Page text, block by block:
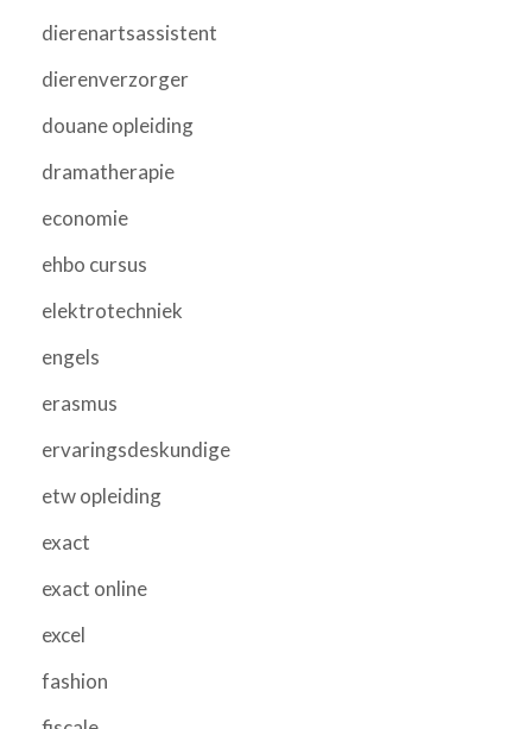
dierenartsassistent
dierenverzorger
douane opleiding
dramatherapie
economie
ehbo cursus
elektrotechniek
engels
erasmus
ervaringsdeskundige
etw opleiding
exact
exact online
excel
fashion